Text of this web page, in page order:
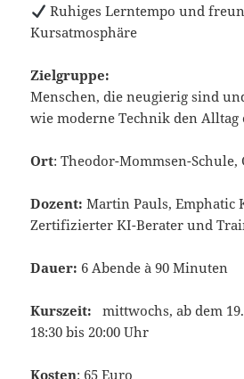
Ruhiges Lerntempo und
Kursatmosphäre
Zielgruppe:
Menschen, die neugierig sind
wie moderne Technik den
Ort: Theodor-Mommsen-Schule,
Dozent:Martin Pauls, Emphatic
Zertifizierter KI-Berater und
Dauer: 6 Abende à 90 Minuten
Kurszeit:
mittwochs, ab dem
18:30 bis 20:00 Uhr
Kosten: 65 Euro